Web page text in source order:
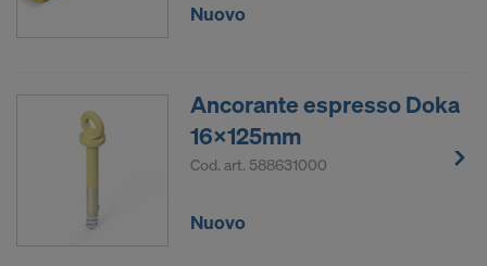
Nuovo
Ancorante espresso Doka
16x125mm
Cod. art. 588631000
Nuovo
Google LLC
Microsoft Corporation
Monotype Imaging Holdings Inc.
Rocket Science Group LLC
The Trade Desk, Inc.
Vimeo LLC
YouTube LLC